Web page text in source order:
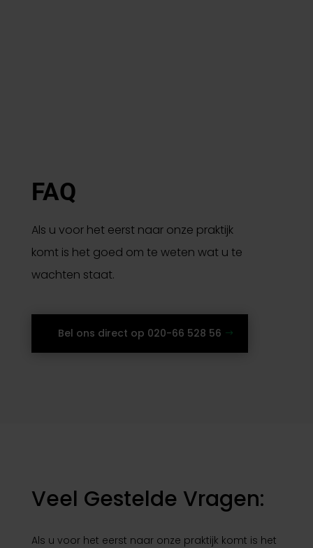
FAQ
Als u voor het eerst naar onze praktijk
komt is het goed om te weten wat u te
wachten staat.
Bel ons direct op 020-66 528 56
Veel Gestelde Vragen:
Als u voor het eerst naar onze praktijk komt is het